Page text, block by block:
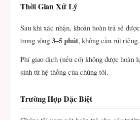
Thời Gian Xử Lý
Sau khi xác nhận, khoản hoàn trả sẽ
trong vòng3–5 phút, không cần rút riêng.
Phí giao dịch (nếu có) không được hoàn
sinh từ hệ thống của chúng tôi.
Trường Hợp Đặc Biệt